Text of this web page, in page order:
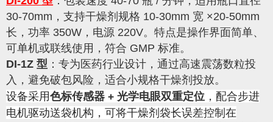
30-70mm，支持干燥剂规格 10-30mm 宽 ×20-50mm
长，功率 350W，电源 220V。特点是操作界面简单、
可单机或联线使用，符合 GMP 标准。
DI-1Z 型 ：专为医药行业设计，通过高速震荡数粒投
入，避免破包风险，适合小规格干燥剂投放。
设备采用色标传感器 + 光学电眼双重定位 ，配合步进
电机驱动送袋机构，可将干燥剂袋长误差控制在